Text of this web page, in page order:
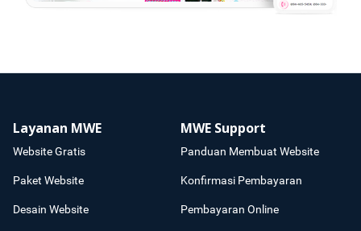
Layanan MWE
Website Gratis
Paket Website
Desain Website
MWE Support
Panduan Membuat Website
Konfirmasi Pembayaran
Pembayaran Online